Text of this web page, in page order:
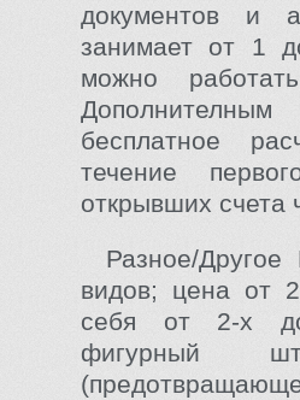
документов и
занимает от 1
можно
бесплатное
течение
открывших счета
Разное/
видов; цена от
себя от 2-х
фигурный